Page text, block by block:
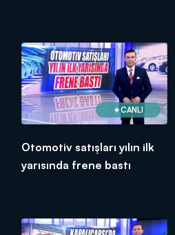
CANLI
Otomotiv satışları yılın ilk
yarısında frene bastı